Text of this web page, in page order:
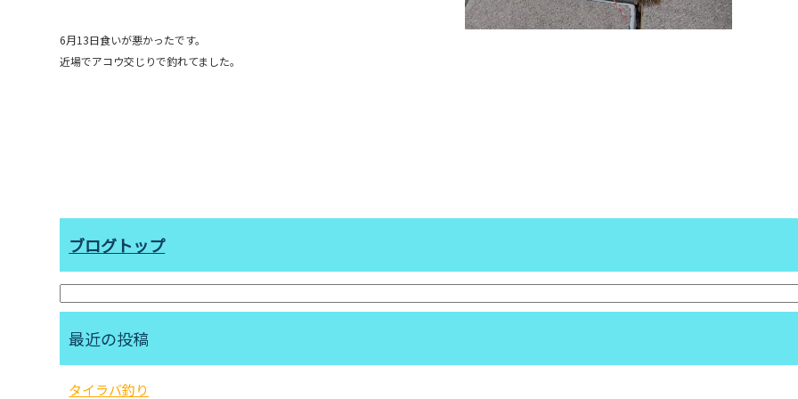
6月13日食いが悪かったです。
近場でアコウ交じりで釣れてました。
ブログトップ
最近の投稿
タイラバ釣り